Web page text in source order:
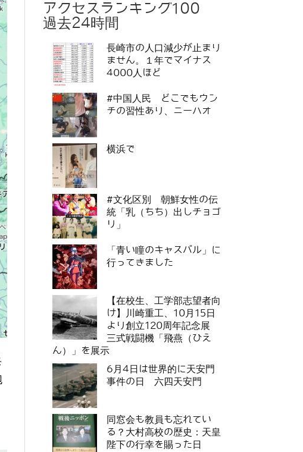
アクセスランキング100
過去24時間
長崎市の人口減少が止まり
ません。１年でマイナス
4000人ほど
#中国人民 どこでもウン
チの習性あり、ニーハオ
横浜で
#文化区別 朝鮮女性の伝
統「乳（ちち）出しチョゴ
リ」
「青い瞳のキャスバル」に
行ってきました
【在校生、工学部志望者向
け】川崎重工、10月15日
より創立120周年記念展
三式戦闘機「飛燕（ひえ
ん）」を展示
6月4日は世界的に天安門
事件の日 六四天安門
同窓会も教員も忘れてい
る？大村高校の歴史：天皇
陛下の行幸を賜った日